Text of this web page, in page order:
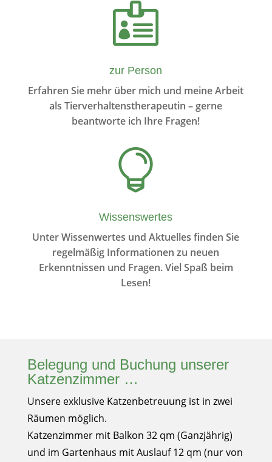

zur Person
Erfahren Sie mehr über mich und meine Arbeit
als Tierverhaltenstherapeutin – gerne
beantworte ich Ihre Fragen!

Wissenswertes
Unter Wissenwertes und Aktuelles finden Sie
regelmäßig Informationen zu neuen
Erkenntnissen und Fragen. Viel Spaß beim
Lesen!
Belegung und Buchung unserer
Katzenzimmer …
Unsere exklusive Katzenbetreuung ist in zwei
Räumen möglich.
Katzenzimmer mit Balkon 32 qm (Ganzjährig)
und im Gartenhaus mit Auslauf 12 qm (nur von